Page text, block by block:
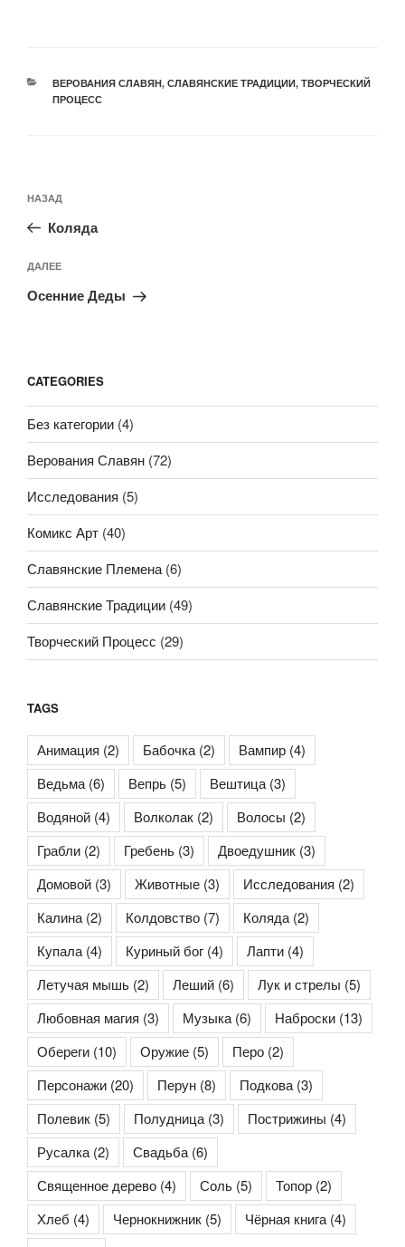
РУБРИКИ
ВЕРОВАНИЯ СЛАВЯН, СЛАВЯНСКИЕ ТРАДИЦИИ, ТВОРЧЕСКИЙ
ПРОЦЕСС
по
записям
Предыдущая
запись:
НАЗАД
Коляда
Следующая
запись
ДАЛЕЕ
Осенние Деды
CATEGORIES
Без категории (4)
Верования Славян (72)
Исследования (5)
Комикс Арт (40)
Славянские Племена (6)
Славянские Традиции (49)
Творческий Процесс (29)
TAGS
Анимация (2) Бабочка (2) Вампир (4)
Ведьма (6) Вепрь (5) Вештица (3)
Водяной (4) Волколак (2) Волосы (2)
Грабли (2) Гребень (3) Двоедушник (3)
Домовой (3) Животные (3) Исследования (2)
Калина (2) Колдовство (7) Коляда (2)
Купала (4) Куриный бог (4) Лапти (4)
Летучая мышь (2) Леший (6) Лук и стрелы (5)
Любовная магия (3) Музыка (6) Наброски (13)
Обереги (10) Оружие (5) Перо (2)
Персонажи (20) Перун (8) Подкова (3)
Полевик (5) Полудница (3) Пострижины (4)
Русалка (2) Свадьба (6)
Священное дерево (4) Соль (5) Топор (2)
Хлеб (4) Чернокнижник (5) Чёрная книга (4)